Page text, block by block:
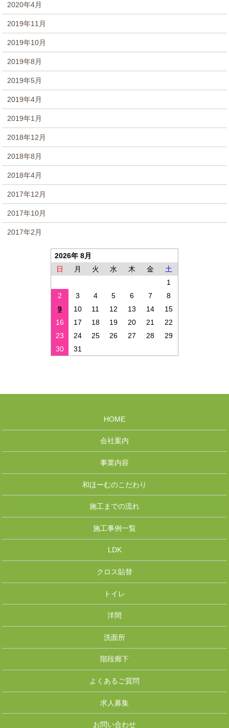
2020年4月
2019年11月
2019年10月
2019年8月
2019年5月
2019年4月
2019年1月
2018年12月
2018年8月
2018年4月
2017年12月
2017年10月
2017年2月
2026年 8月
日
月 火 水 木 金
土
1
2
3 4 5 6 7
8
9
10 11 12 13 14
15
16
17 18 19 20 21
22
23
24 25 26 27 28
29
30
31
HOME
会社案内
事業内容
和ほーむのこだわり
施工までの流れ
施工事例一覧
LDK
クロス貼替
トイレ
洋間
洗面所
階段廊下
よくあるご質問
求人募集
お問い合わせ